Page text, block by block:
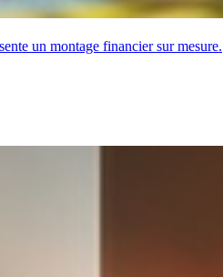
un montage financier sur mesure.